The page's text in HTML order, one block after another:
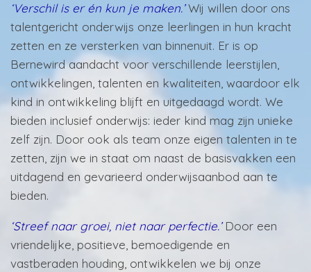
‘Verschil is er én kun je maken.’Wij willen door ons
talentgericht onderwijs onze leerlingen in hun kracht
zetten en ze versterken van binnenuit. Er is op
Bernewird aandacht voor verschillende leerstijlen,
ontwikkelingen, talenten en kwaliteiten, waardoor elk
kind in ontwikkeling blijft en uitgedaagd wordt. We
bieden inclusief onderwijs: ieder kind mag zijn unieke
zelf zijn. Door ook als team onze eigen talenten in te
zetten, zijn we in staat om naast de basisvakken een
uitdagend en gevarieerd onderwijsaanbod aan te
bieden.
‘Streef naar groei, niet naar perfectie.’Door een
vriendelijke, positieve, bemoedigende en
vastberaden houding, ontwikkelen we bij onze